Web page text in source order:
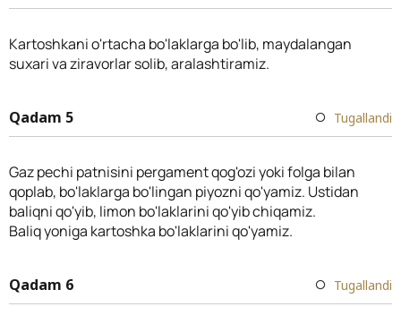
Kartoshkani o'rtacha bo'laklarga bo'lib, maydalangan
suxari va ziravorlar solib, aralashtiramiz.
Qadam 5 Tugallandi
Gaz pechi patnisini pergament qog'ozi yoki folga bilan
qoplab, bo'laklarga bo'lingan piyozni qo'yamiz. Ustidan
baliqni qo'yib, limon bo'laklarini qo'yib chiqamiz.
Baliq yoniga kartoshka bo'laklarini qo'yamiz.
Qadam 6 Tugallandi